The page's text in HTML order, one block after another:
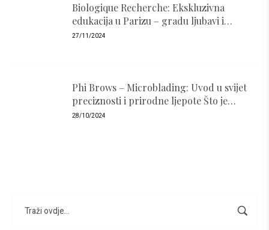
Biologique Recherche: Ekskluzivna
edukacija u Parizu – gradu ljubavi i
luksuza
27/11/2024
Phi Brows – Microblading: Uvod u svijet
preciznosti i prirodne ljepote Što je
PhiBrows i zašto je popularan ?
28/10/2024